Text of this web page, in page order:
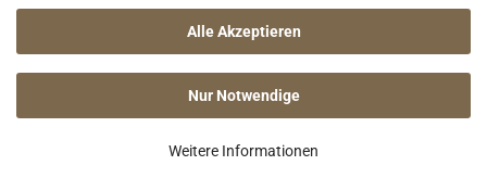
Alle Akzeptieren
Nur Notwendige
Weitere Informationen
die Beschaffenheit der Ware – erfolgt der
Versand ggf. über einen anderen geeigneten
Dienstleister.
Webshop erstellenmit Gambio.de © 2026